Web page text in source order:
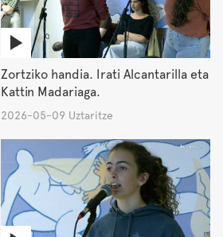
Zortziko handia. Irati Alcantarilla eta
Kattin Madariaga.
2026-05-09 Uztaritze